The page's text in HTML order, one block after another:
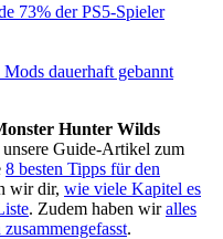
73% der PS5-Spieler
dauerhaft gebannt
Hunter Wilds
Guide-Artikel zum
8 besten Tipps für den
wir dir, wie viele Kapitel es
. Zudem haben wiralles
.